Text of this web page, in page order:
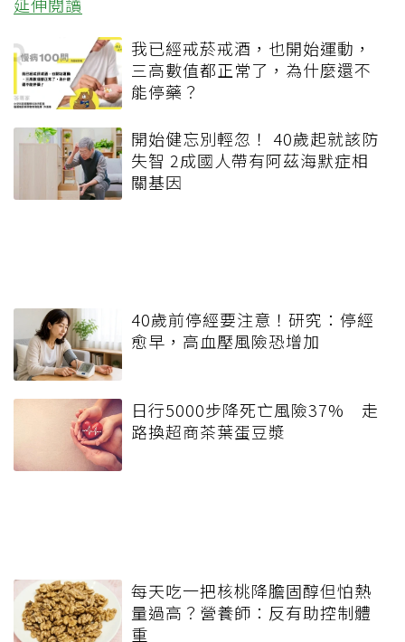
延伸閱讀
我已經戒菸戒酒，也開始運動，
三高數值都正常了，為什麼還不
能停藥？
開始健忘別輕忽！ 40歲起就該防
失智 2成國人帶有阿茲海默症相
關基因
40歲前停經要注意！研究：停經
愈早，高血壓風險恐增加
日行5000步降死亡風險37% 走
路換超商茶葉蛋豆漿
每天吃一把核桃降膽固醇但怕熱
量過高？營養師：反有助控制體
重